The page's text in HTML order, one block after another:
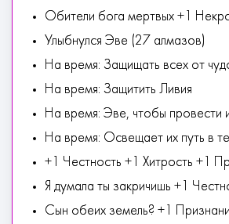
Обители бога мертвых +1
Улыбнулся Эве (27 алмазов)
На время: Защищать всех от
На время: Защитить Ливия
На время: Эве, чтобы провести
На время: Освещает их путь в
+1 Честность +1 Хитрость +1
Я думала ты закричишь +1
Сын обеих земель? +1